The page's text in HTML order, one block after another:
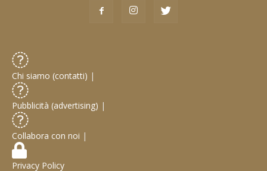
Chi siamo (contatti) |
Pubblicità (advertising) |
Collabora con noi |
Privacy Policy